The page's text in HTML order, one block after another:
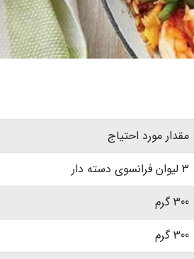
مقدار مورد احتیاج
3 لیوان فرانسوی دسته دار
300 گرم
300 گرم